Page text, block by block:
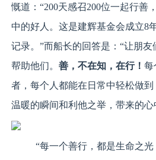
慨道：“200天感召200位一起行善
中的好人。这是建辉基金会成立8
记录。”而船长的回答是：“让朋
帮助他们。善，不在知，在行！每
者，每个人都能在日常中轻松做
温暖的瞬间和利他之举，带来的心
“每一个善行，都是生命之